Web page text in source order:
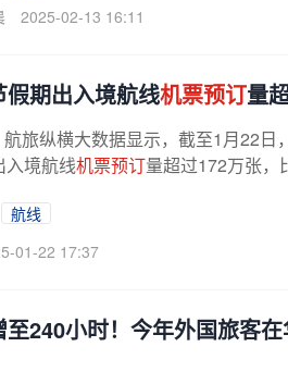
2025-02-13 16:11
期出入境航线机票预订量
旅纵横大数据显示，截至1月22
入境航线机票预订量超过172万张，
航线
01-22 17:37
240小时！今年外国旅客